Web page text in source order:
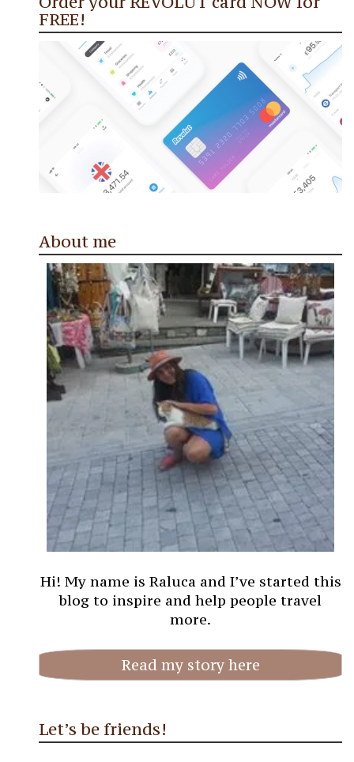
FREE!
About me
Hi! My name is Raluca and I’ve started this
blog to inspire and help people travel
more.
Read my story here
Let’s be friends!